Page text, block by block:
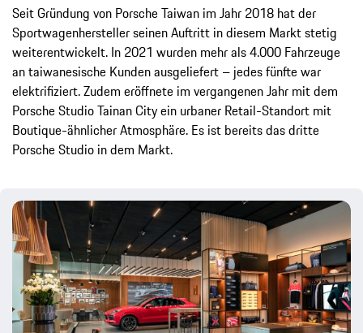
Seit Gründung von Porsche Taiwan im Jahr 2018 hat der
Sportwagenhersteller seinen Auftritt in diesem Markt stetig
weiterentwickelt. In 2021 wurden mehr als 4.000 Fahrzeuge
an taiwanesische Kunden ausgeliefert – jedes fünfte war
elektrifiziert. Zudem eröffnete im vergangenen Jahr mit dem
Porsche Studio Tainan City ein urbaner Retail-Standort mit
Boutique-ähnlicher Atmosphäre. Es ist bereits das dritte
Porsche Studio in dem Markt.